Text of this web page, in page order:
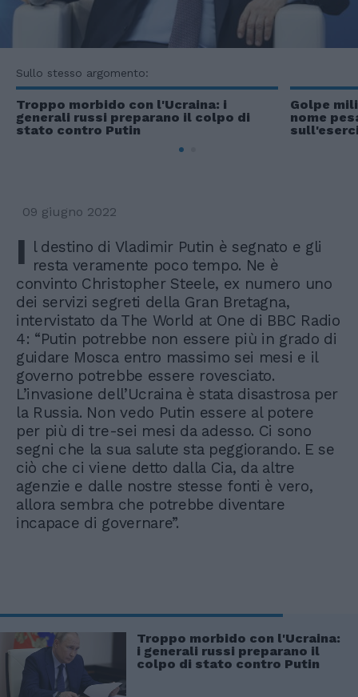
Sullo stesso argomento:
Troppo morbido con l'Ucraina: i
generali russi preparano il colpo di
stato contro Putin
Golpe
nome
09 giugno 2022
I l destino di Vladimir Putin è segnato e gli
resta veramente poco tempo. Ne è
convinto Christopher Steele, ex numero uno
dei servizi segreti della Gran Bretagna,
intervistato da The World at One di BBC Radio
4: “Putin potrebbe non essere più in grado di
guidare Mosca entro massimo sei mesi e il
governo potrebbe essere rovesciato.
L’invasione dell’Ucraina è stata disastrosa per
la Russia. Non vedo Putin essere al potere
per più di tre-sei mesi da adesso. Ci sono
segni che la sua salute sta peggiorando. E se
ciò che ci viene detto dalla Cia, da altre
agenzie e dalle nostre stesse fonti è vero,
allora sembra che potrebbe diventare
incapace di governare”.
Troppo morbido con l'Ucraina:
i generali russi preparano il
colpo di stato contro Putin